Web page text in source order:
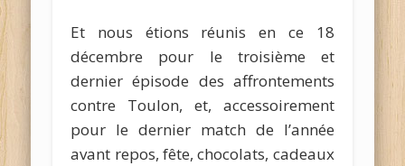
Et nous étions réunis en ce 18
décembre pour le troisième et
dernier épisode des affrontements
contre Toulon, et, accessoirement
pour le dernier match de l’année
avant repos, fête, chocolats, cadeaux